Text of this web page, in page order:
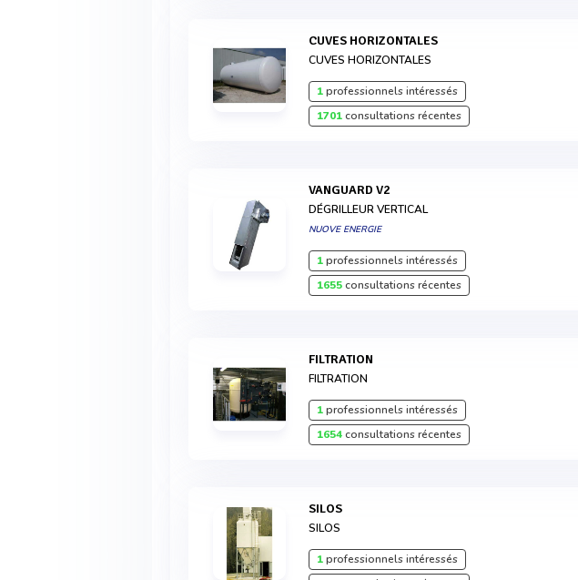
CUVES HORIZONTALES
CUVES HORIZONTALES
1professionnels intéressés
1701consultations récentes
VANGUARD V2
DÉGRILLEUR VERTICAL
NUOVE ENERGIE
1professionnels intéressés
1655consultations récentes
FILTRATION
FILTRATION
1professionnels intéressés
1654consultations récentes
SILOS
SILOS
1professionnels intéressés